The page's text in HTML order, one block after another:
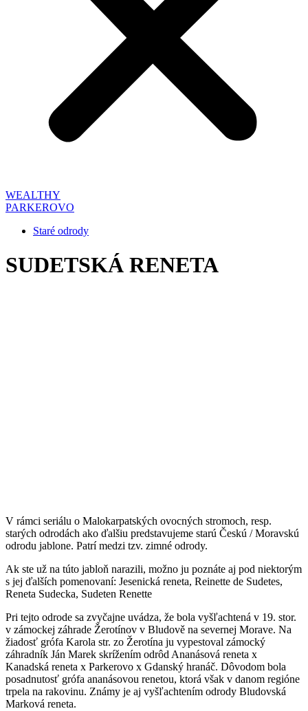
Posts
navigation
WEALTHY
PARKEROVO
Staré odrody
SUDETSKÁ RENETA
V rámci seriálu o Malokarpatských ovocných stromoch, resp.
starých odrodách ako ďalšiu predstavujeme starú Českú / Moravskú
odrodu jablone. Patrí medzi tzv. zimné odrody.
Ak ste už na túto jabloň narazili, možno ju poznáte aj pod niektorým
s jej ďalších pomenovaní: Jesenická reneta, Reinette de Sudetes,
Reneta Sudecka, Sudeten Renette
Pri tejto odrode sa zvyčajne uvádza, že bola vyšľachtená v 19. stor.
v zámockej záhrade Žerotínov v Bludově na severnej Morave. Na
žiadosť grófa Karola str. zo Žerotína ju vypestoval zámocký
záhradník Ján Marek skrížením odrôd Ananásová reneta x
Kanadská reneta x Parkerovo x Gdanský hranáč. Dôvodom bola
posadnutosť grófa ananásovou renetou, ktorá však v danom regióne
trpela na rakovinu. Známy je aj vyšľachtením odrody Bludovská
Marková reneta.